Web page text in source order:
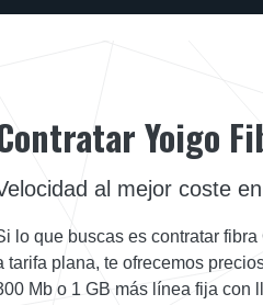
Yoigo
al mejor coste
lo que buscas es contratar
tarifa plana, te ofrecemos
Mb o 1 GB más línea fija con